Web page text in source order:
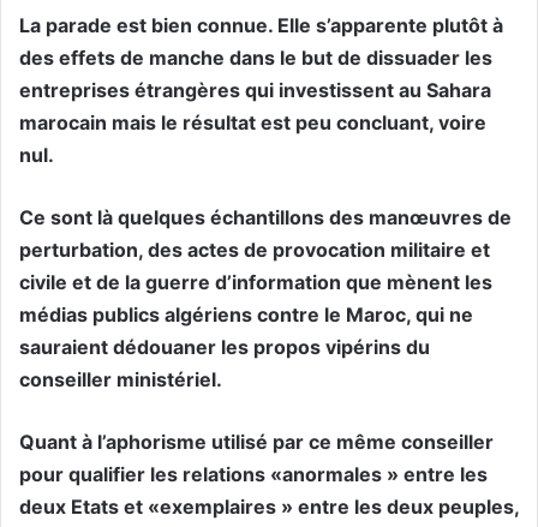
La parade est bien connue. Elle s’apparente plutôt à
des effets de manche dans le but de dissuader les
entreprises étrangères qui investissent au Sahara
marocain mais le résultat est peu concluant, voire
nul.
Ce sont là quelques échantillons des manœuvres de
perturbation, des actes de provocation militaire et
civile et de la guerre d’information que mènent les
médias publics algériens contre le Maroc, qui ne
sauraient dédouaner les propos vipérins du
conseiller ministériel.
Quant à l’aphorisme utilisé par ce même conseiller
pour qualifier les relations «anormales » entre les
deux Etats et «exemplaires » entre les deux peuples,